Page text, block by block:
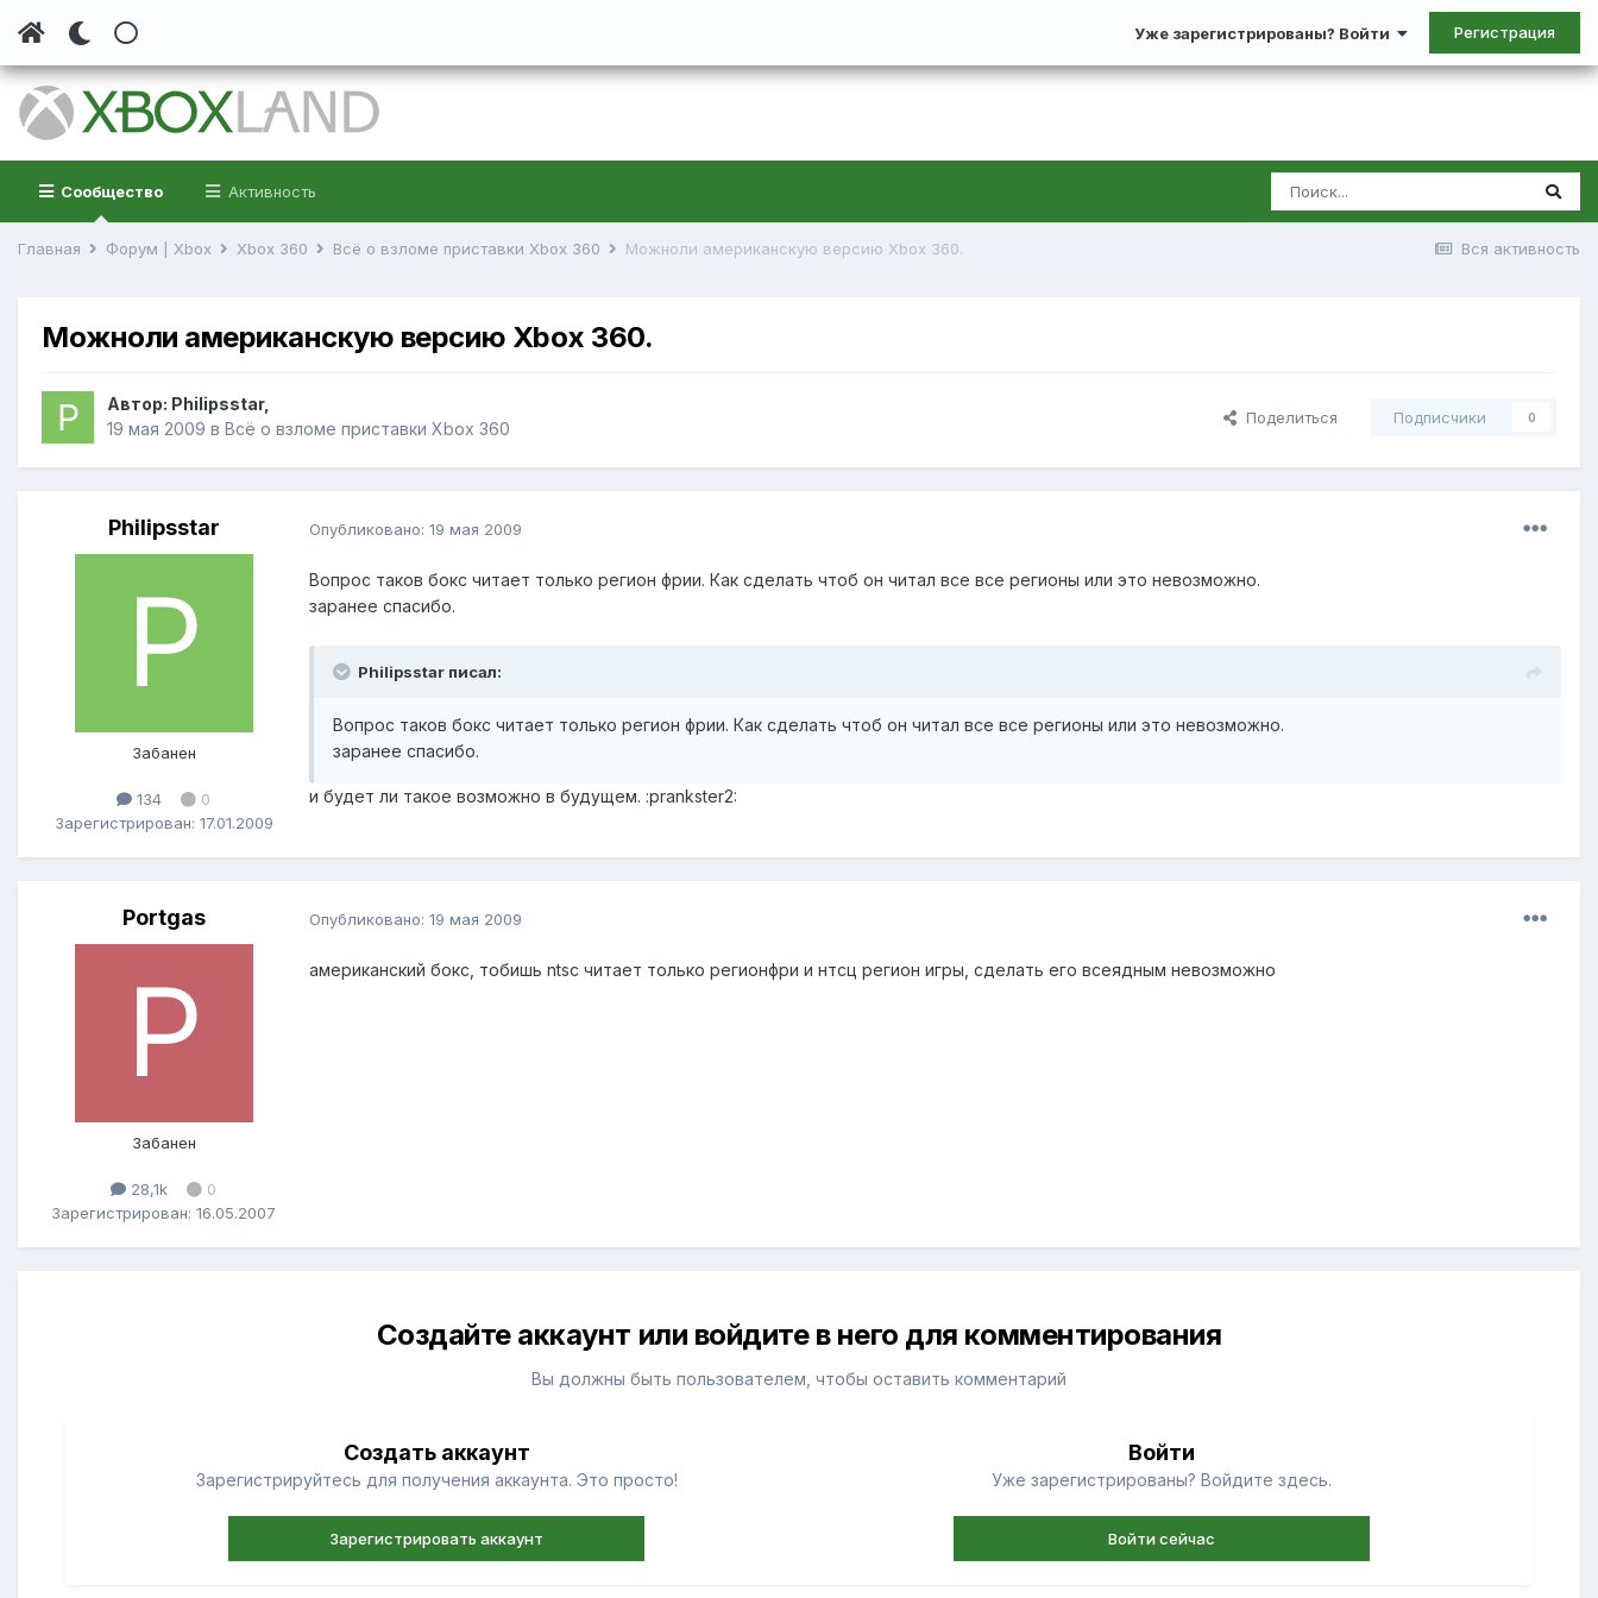
Уже зарегистрированы? Войти Регистрация
Сообщество Активность
Вся активность
Главная Форум | Xbox Xbox 360 Всё о взломе приставки Xbox 360 Можноли американскую версию Xbox 360.
Можноли американскую версию Xbox 360.
Автор: Philipsstar,
19 мая 2009 в Всё о взломе приставки Xbox 360
Поделиться Подписчики 0
Philipsstar
Забанен
134
0
Зарегистрирован: 17.01.2009
Опубликовано: 19 мая 2009
Вопрос таков бокс читает только регион фрии. Как сделать чтоб он читал все все регионы или это невозможно.
заранее спасибо.
Philipsstar писал:
Вопрос таков бокс читает только регион фрии. Как сделать чтоб он читал все все регионы или это невозможно.
заранее спасибо.
и будет ли такое возможно в будущем. :prankster2:
Portgas
Забанен
28,1k
0
Зарегистрирован: 16.05.2007
Опубликовано: 19 мая 2009
американский бокс, тобишь ntsc читает только регионфри и нтсц регион игры, сделать его всеядным невозможно
Создайте аккаунт или войдите в него для комментирования
Вы должны быть пользователем, чтобы оставить комментарий
Создать аккаунт
Зарегистрируйтесь для получения аккаунта. Это просто!
Зарегистрировать аккаунт
Войти
Уже зарегистрированы? Войдите здесь.
Войти сейчас